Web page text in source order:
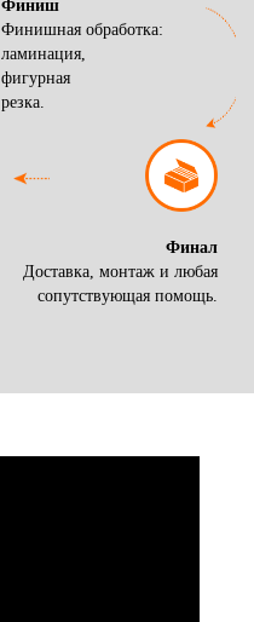
Финиш
Финишная обработка:
ламинация,
фигурная
резка.
Финал
Доставка, монтаж и любая
сопутствующая помощь.